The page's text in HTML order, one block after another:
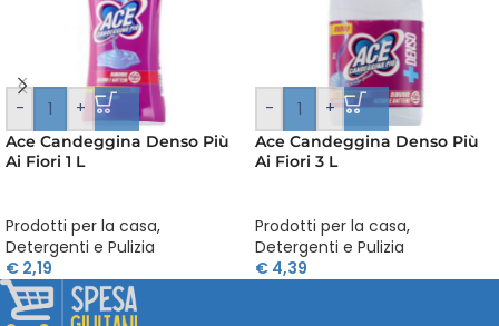
- +
Ace Candeggina Denso Più
Ai Fiori 1 L
Prodotti per la casa,
Detergenti e Pulizia
€ 2,19
- +
Ace Candeggina Denso Più
Ai Fiori 3 L
Prodotti per la casa,
Detergenti e Pulizia
€ 4,39